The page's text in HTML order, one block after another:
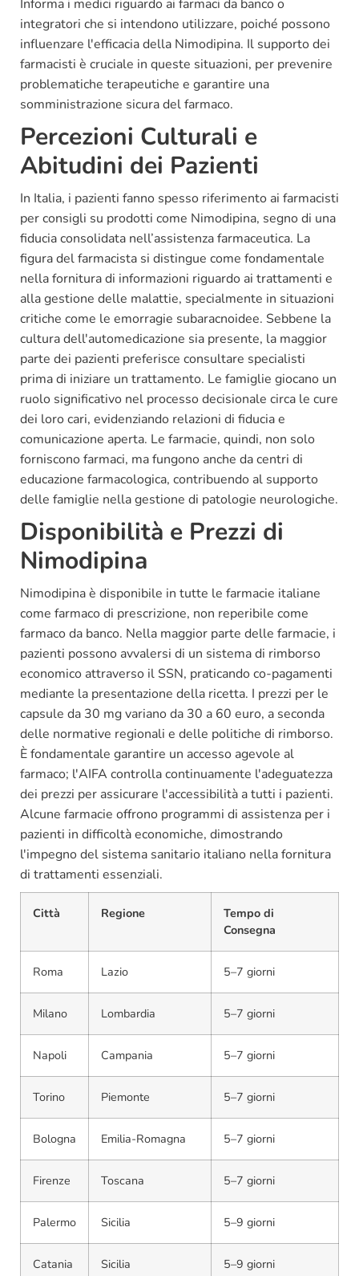
Informa i medici riguardo ai farmaci da banco o
integratori che si intendono utilizzare, poiché possono
influenzare l'efficacia della Nimodipina. Il supporto dei
farmacisti è cruciale in queste situazioni, per prevenire
problematiche terapeutiche e garantire una
somministrazione sicura del farmaco.
Percezioni Culturali e
Abitudini dei Pazienti
In Italia, i pazienti fanno spesso riferimento ai farmacisti
per consigli su prodotti come Nimodipina, segno di una
fiducia consolidata nell’assistenza farmaceutica. La
figura del farmacista si distingue come fondamentale
nella fornitura di informazioni riguardo ai trattamenti e
alla gestione delle malattie, specialmente in situazioni
critiche come le emorragie subaracnoidee. Sebbene la
cultura dell'automedicazione sia presente, la maggior
parte dei pazienti preferisce consultare specialisti
prima di iniziare un trattamento. Le famiglie giocano un
ruolo significativo nel processo decisionale circa le cure
dei loro cari, evidenziando relazioni di fiducia e
comunicazione aperta. Le farmacie, quindi, non solo
forniscono farmaci, ma fungono anche da centri di
educazione farmacologica, contribuendo al supporto
delle famiglie nella gestione di patologie neurologiche.
Disponibilità e Prezzi di
Nimodipina
Nimodipina è disponibile in tutte le farmacie italiane
come farmaco di prescrizione, non reperibile come
farmaco da banco. Nella maggior parte delle farmacie, i
pazienti possono avvalersi di un sistema di rimborso
economico attraverso il SSN, praticando co-pagamenti
mediante la presentazione della ricetta. I prezzi per le
capsule da 30 mg variano da 30 a 60 euro, a seconda
delle normative regionali e delle politiche di rimborso.
È fondamentale garantire un accesso agevole al
farmaco; l'AIFA controlla continuamente l'adeguatezza
dei prezzi per assicurare l'accessibilità a tutti i pazienti.
Alcune farmacie offrono programmi di assistenza per i
pazienti in difficoltà economiche, dimostrando
l'impegno del sistema sanitario italiano nella fornitura
di trattamenti essenziali.
Città Regione
Tempo di
Consegna
Roma Lazio 5–7 giorni
Milano Lombardia 5–7 giorni
Napoli Campania 5–7 giorni
Torino Piemonte 5–7 giorni
Bologna Emilia-Romagna 5–7 giorni
Firenze Toscana 5–7 giorni
Palermo Sicilia 5–9 giorni
Catania Sicilia 5–9 giorni